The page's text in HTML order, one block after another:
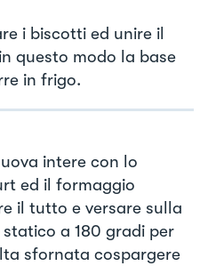
i biscotti ed unire il
questo modo la base
in frigo.
intere con lo
ed il formaggio
il tutto e versare sulla
a 180 gradi per
sfornata cospargere